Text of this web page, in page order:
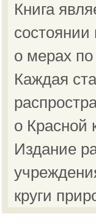
Книга
о мерах
Каждая
о Красной
Издание
круги